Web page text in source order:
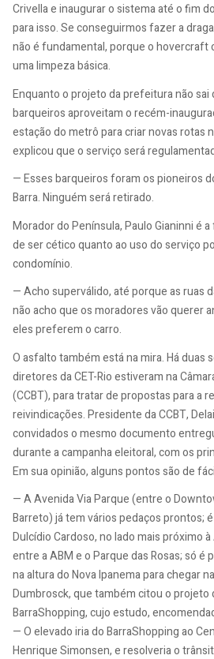
Crivella e inaugurar o sistema até o fim
para isso. Se conseguirmos fazer a
não é fundamental, porque o hovercraft
uma limpeza básica.
Enquanto o projeto da prefeitura não sai
barqueiros aproveitam o recém-
estação do metrô para criar novas rotas
explicou que o serviço será
— Esses barqueiros foram os pioneiros
Barra. Ninguém será retirado.
Morador do Península, Paulo Gianinni é
de ser cético quanto ao uso do serviço
condomínio.
— Acho superválido, até porque as ruas
não acho que os moradores vão querer
eles preferem o carro.
O asfalto também está na mira. Há duas
diretores da CET-Rio estiveram na
(CCBT), para tratar de propostas para a
reivindicações. Presidente da CCBT,
convidados o mesmo documento
durante a campanha eleitoral, com os
Em sua opinião, alguns pontos são de
— A Avenida Via Parque (entre o
Barreto) já tem vários pedaços prontos;
Dulcídio Cardoso, no lado mais próximo
entre a ABM e o Parque das Rosas; só
na altura do Nova Ipanema para chegar
Dumbrosck, que também citou o
BarraShopping, cujo estudo,
— O elevado iria do BarraShopping ao
Henrique Simonsen, e resolveria o